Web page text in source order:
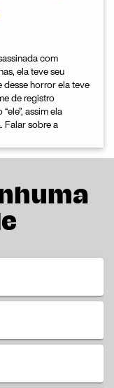
com
ela teve seu
horror ela teve
de registro
assim ela
Falar sobre a